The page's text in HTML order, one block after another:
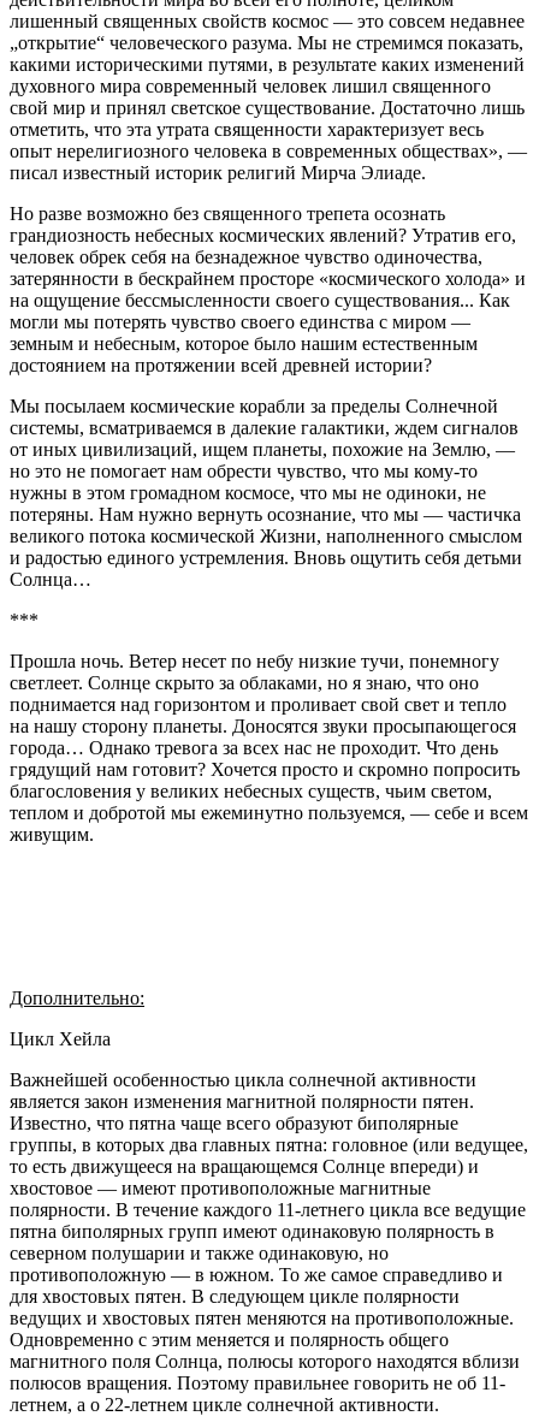
лишенный священных свойств космос — это совсем недавнее
„открытие“ человеческого разума. Мы не стремимся показать,
какими историческими путями, в результате каких изменений
духовного мира современный человек лишил священного
свой мир и принял светское существование. Достаточно лишь
отметить, что эта утрата священности характеризует весь
опыт нерелигиозного человека в современных обществах», —
писал известный историк религий Мирча Элиаде.
Но разве возможно без священного трепета осознать
грандиозность небесных космических явлений? Утратив его,
человек обрек себя на безнадежное чувство одиночества,
затерянности в бескрайнем просторе «космического холода» и
на ощущение бессмысленности своего существования... Как
могли мы потерять чувство своего единства с миром —
земным и небесным, которое было нашим естественным
достоянием на протяжении всей древней истории?
Мы посылаем космические корабли за пределы Солнечной
системы, всматриваемся в далекие галактики, ждем сигналов
от иных цивилизаций, ищем планеты, похожие на Землю, —
но это не помогает нам обрести чувство, что мы кому-то
нужны в этом громадном космосе, что мы не одиноки, не
потеряны. Нам нужно вернуть осознание, что мы — частичка
великого потока космической Жизни, наполненного смыслом
и радостью единого устремления. Вновь ощутить себя детьми
Солнца…
***
Прошла ночь. Ветер несет по небу низкие тучи, понемногу
светлеет. Солнце скрыто за облаками, но я знаю, что оно
поднимается над горизонтом и проливает свой свет и тепло
на нашу сторону планеты. Доносятся звуки просыпающегося
города… Однако тревога за всех нас не проходит. Что день
грядущий нам готовит? Хочется просто и скромно попросить
благословения у великих небесных существ, чьим светом,
теплом и добротой мы ежеминутно пользуемся, — себе и всем
живущим.
Дополнительно:
Цикл Хейла
Важнейшей особенностью цикла солнечной активности
является закон изменения магнитной полярности пятен.
Известно, что пятна чаще всего образуют биполярные
группы, в которых два главных пятна: головное (или ведущее,
то есть движущееся на вращающемся Солнце впереди) и
хвостовое — имеют противоположные магнитные
полярности. В течение каждого 11-летнего цикла все ведущие
пятна биполярных групп имеют одинаковую полярность в
северном полушарии и также одинаковую, но
противоположную — в южном. То же самое справедливо и
для хвостовых пятен. В следующем цикле полярности
ведущих и хвостовых пятен меняются на противоположные.
Одновременно с этим меняется и полярность общего
магнитного поля Солнца, полюсы которого находятся вблизи
полюсов вращения. Поэтому правильнее говорить не об 11-
летнем, а о 22-летнем цикле солнечной активности.